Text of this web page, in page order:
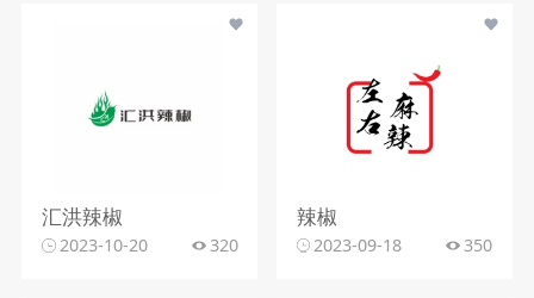
汇洪辣椒
2023-10-20 320
辣椒
2023-09-18 350